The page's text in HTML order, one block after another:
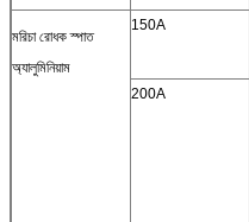
মরিচা রোধক স্পাত
অ্যালুমিনিয়াম
150A
200A